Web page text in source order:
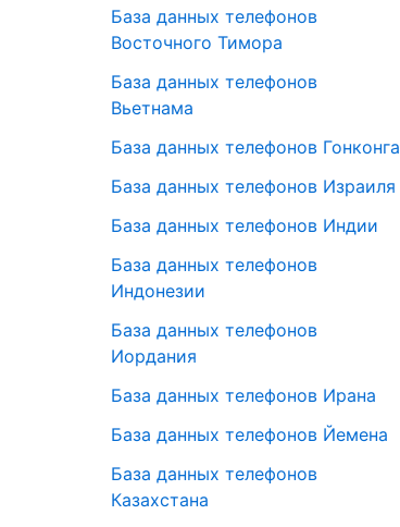
База данных телефонов
Восточного Тимора
База данных телефонов
Вьетнама
База данных телефонов Гонконга
База данных телефонов Израиля
База данных телефонов Индии
База данных телефонов
Индонезии
База данных телефонов
Иордания
База данных телефонов Ирана
База данных телефонов Йемена
База данных телефонов
Казахстана